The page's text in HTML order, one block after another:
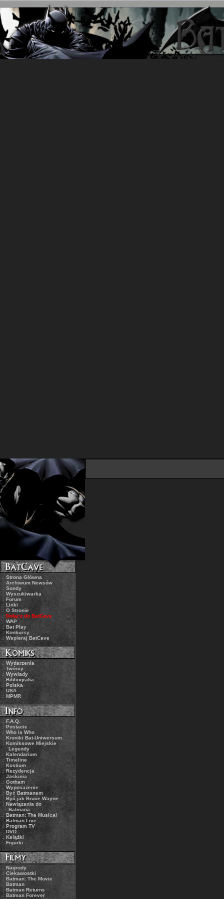
.: Strona Główna
.: Archiwum Newsów
.: Sondy
.:Wyszukiwarka
.: Forum
.: Linki
.: O Stronie
.: Dołącz do BatCave
.: WAP
.: Bat Play
.: Konkursy
.: Wspieraj BatCave
.: Wydarzenia
.: Twórcy
.: Wywiady
.:Bibliografia
.: Polska
.: USA
.: MPMR
.: F.A.Q.
.: Postacie
.: Who is Who
.:Kroniki Bat-Uniwersum
.: Komiksowe Miejskie
Legendy
.: Kalendarium
.: Timeline
.: Kostium
.: Rezydencja
.: Jaskinia
.: Gotham
.:Wyposażenie
.: Być Batmanem
.: Być jak Bruce Wayne
.: Nawiązania do
Batmana
.:Batman: The Musical
.: Batman Live
.: Program TV
.: DVD
.:Książki
.: Figurki
.: Nagrody
.: Ciekawostki
.: Batman: The Movie
.:Batman
.: Batman Returns
.: Batman Forever